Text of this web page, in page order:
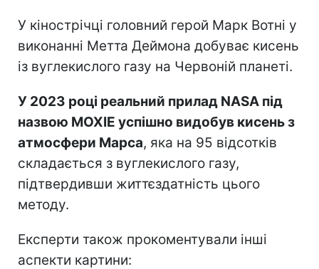
У кінострічці головний герой Марк Вотні у
виконанні Метта Деймона добуває кисень
із вуглекислого газу на Червоній планеті.
У 2023 році реальний прилад NASA під
назвою MOXIE успішно видобув кисень з
атмосфери Марса, яка на 95 відсотків
складається з вуглекислого газу,
підтвердивши життєздатність цього
методу.
Експерти також прокоментували інші
аспекти картини: